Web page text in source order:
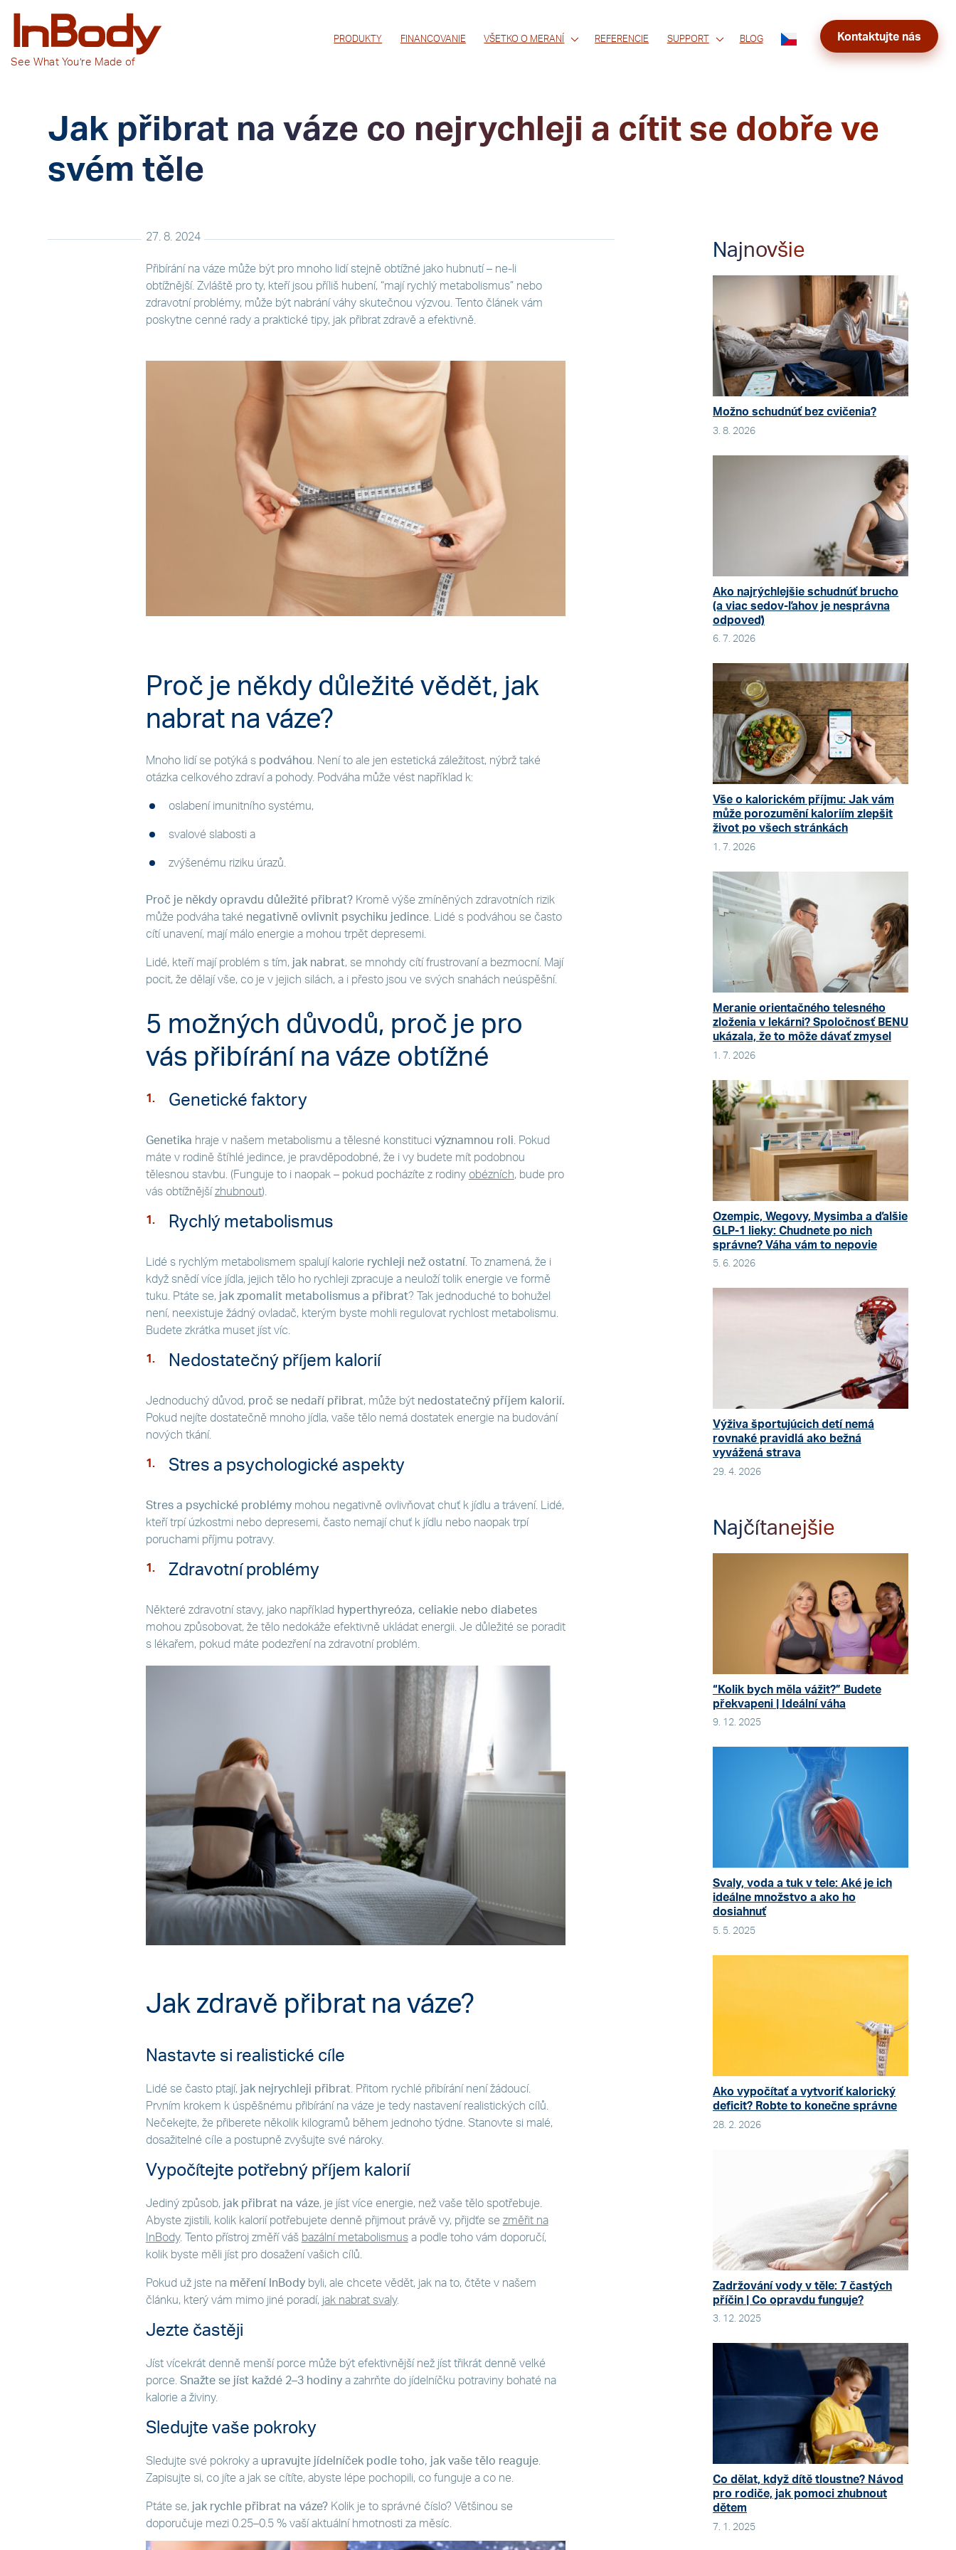
See What You’re Made of
PRODUKTY FINANCOVANIE VŠETKO O MERANÍ REFERENCIE SUPPORT BLOG Kontaktujte nás
Jak přibrat na váze co nejrychleji a cítit se dobře ve
svém těle
27. 8. 2024
Přibírání na váze může být pro mnoho lidí stejně obtížné jako hubnutí – ne-li
obtížnější. Zvláště pro ty, kteří jsou příliš hubení, “mají rychlý metabolismus” nebo
zdravotní problémy, může být nabrání váhy skutečnou výzvou. Tento článek vám
poskytne cenné rady a praktické tipy, jak přibrat zdravě a efektivně.
Proč je někdy důležité vědět, jak
nabrat na váze?
Mnoho lidí se potýká s podváhou. Není to ale jen estetická záležitost, nýbrž také
otázka celkového zdraví a pohody. Podváha může vést například k:
oslabení imunitního systému,
svalové slabosti a
zvýšenému riziku úrazů.
Proč je někdy opravdu důležité přibrat?Kromě výše zmíněných zdravotních rizik
může podváha také negativně ovlivnit psychiku jedince. Lidé s podváhou se často
cítí unavení, mají málo energie a mohou trpět depresemi.
Lidé, kteří mají problém s tím,jak nabrat, se mnohdy cítí frustrovaní a bezmocní. Mají
pocit, že dělají vše, co je v jejich silách, a i přesto jsou ve svých snahách neúspěšní.
5 možných důvodů, proč je pro
vás přibírání na váze obtížné
Genetické faktory
Genetika hraje v našem metabolismu a tělesné konstituci významnou roli . Pokud
máte v rodině štíhlé jedince, je pravděpodobné, že i vy budete mít podobnou
tělesnou stavbu. (Funguje to i naopak – pokud pocházíte z rodiny obézních, bude pro
vás obtížnější zhubnout).
Rychlý metabolismus
Lidé s rychlým metabolismem spalují kalorie rychleji než ostatní . To znamená, že i
když snědí více jídla, jejich tělo ho rychleji zpracuje a neuloží tolik energie ve formě
tuku. Ptáte se, jak zpomalit metabolismus a přibrat? Tak jednoduché to bohužel
není, neexistuje žádný ovladač, kterým byste mohli regulovat rychlost metabolismu.
Budete zkrátka muset jíst víc.
Nedostatečný příjem kalorií
Jednoduchý důvod, proč se nedaří přibrat, může být nedostatečný příjem kalorií.
Pokud nejíte dostatečně mnoho jídla, vaše tělo nemá dostatek energie na budování
nových tkání.
Stres a psychologické aspekty
Stres a psychické problémymohou negativně ovlivňovat chuť k jídlu a trávení. Lidé,
kteří trpí úzkostmi nebo depresemi, často nemají chuť k jídlu nebo naopak trpí
poruchami příjmu potravy.
Zdravotní problémy
Některé zdravotní stavy, jako například hyperthyreóza, celiakie nebo diabetes
mohou způsobovat, že tělo nedokáže efektivně ukládat energii. Je důležité se poradit
s lékařem, pokud máte podezření na zdravotní problém.
Jak zdravě přibrat na váze?
Nastavte si realistické cíle
Lidé se často ptají,jak nejrychleji přibrat . Přitom rychlé přibírání není žádoucí.
Prvním krokem k úspěšnému přibírání na váze je tedy nastavení realistických cílů.
Nečekejte, že přiberete několik kilogramů během jednoho týdne. Stanovte si malé,
dosažitelné cíle a postupně zvyšujte své nároky.
Vypočítejte potřebný příjem kalorií
Jediný způsob, jak přibrat na váze, je jíst více energie, než vaše tělo spotřebuje.
Abyste zjistili, kolik kalorií potřebujete denně přijmout právě vy, přijdťe se změřit na
InBody. Tento přístroj změří váš bazální metabolismusa podle toho vám doporučí,
kolik byste měli jíst pro dosažení vašich cílů.
Pokud už jste na měření InBody byli, ale chcete vědět, jak na to, čtěte v našem
článku, který vám mimo jiné poradí, jak nabrat svaly.
Jezte častěji
Jíst vícekrát denně menší porce může být efektivnější než jíst třikrát denně velké
porce. Snažte se jíst každé 2–3 hodinya zahrňte do jídelníčku potraviny bohaté na
kalorie a živiny.
Sledujte vaše pokroky
Sledujte své pokroky a upravujte jídelníček podle toho, jak vaše tělo reaguje.
Zapisujte si, co jíte a jak se cítíte, abyste lépe pochopili, co funguje a co ne.
Ptáte se,jak rychle přibrat na váze?Kolik je to správné číslo? Většinou se
doporučuje mezi 0.25–0.5 % vaší aktuální hmotnosti za měsíc.
Najnovšie
Možno schudnúť bez cvičenia?
3. 8. 2026
Ako najrýchlejšie schudnúť brucho
(a viac sedov-ľahov je nesprávna
odpoveď)
6. 7. 2026
Vše o kalorickém příjmu: Jak vám
může porozumění kaloriím zlepšit
život po všech stránkách
1. 7. 2026
Meranie orientačného telesného
zloženia v lekárni? Spoločnosť BENU
ukázala, že to môže dávať zmysel
1. 7. 2026
Ozempic, Wegovy, Mysimba a ďalšie
GLP-1 lieky: Chudnete po nich
správne? Váha vám to nepovie
5. 6. 2026
Výživa športujúcich detí nemá
rovnaké pravidlá ako bežná
vyvážená strava
29. 4. 2026
Najčítanejšie
“Kolik bych měla vážit?” Budete
překvapeni | Ideální váha
9. 12. 2025
Svaly, voda a tuk v tele: Aké je ich
ideálne množstvo a ako ho
dosiahnuť
5. 5. 2025
Ako vypočítať a vytvoriť kalorický
deficit? Robte to konečne správne
28. 2. 2026
Zadržování vody v těle: 7 častých
příčin | Co opravdu funguje?
3. 12. 2025
Co dělat, když dítě tloustne? Návod
pro rodiče, jak pomoci zhubnout
dětem
7. 1. 2025